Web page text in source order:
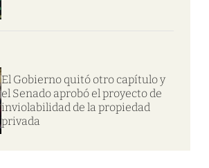
El Gobierno quitó otro capítulo y
el Senado aprobó el proyecto de
inviolabilidad de la propiedad
privada